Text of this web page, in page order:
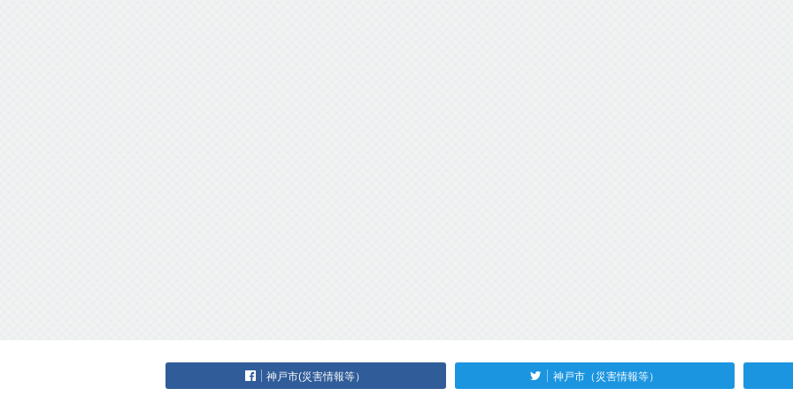
神戸市(災害情報等） 神戸市（災害情報等）